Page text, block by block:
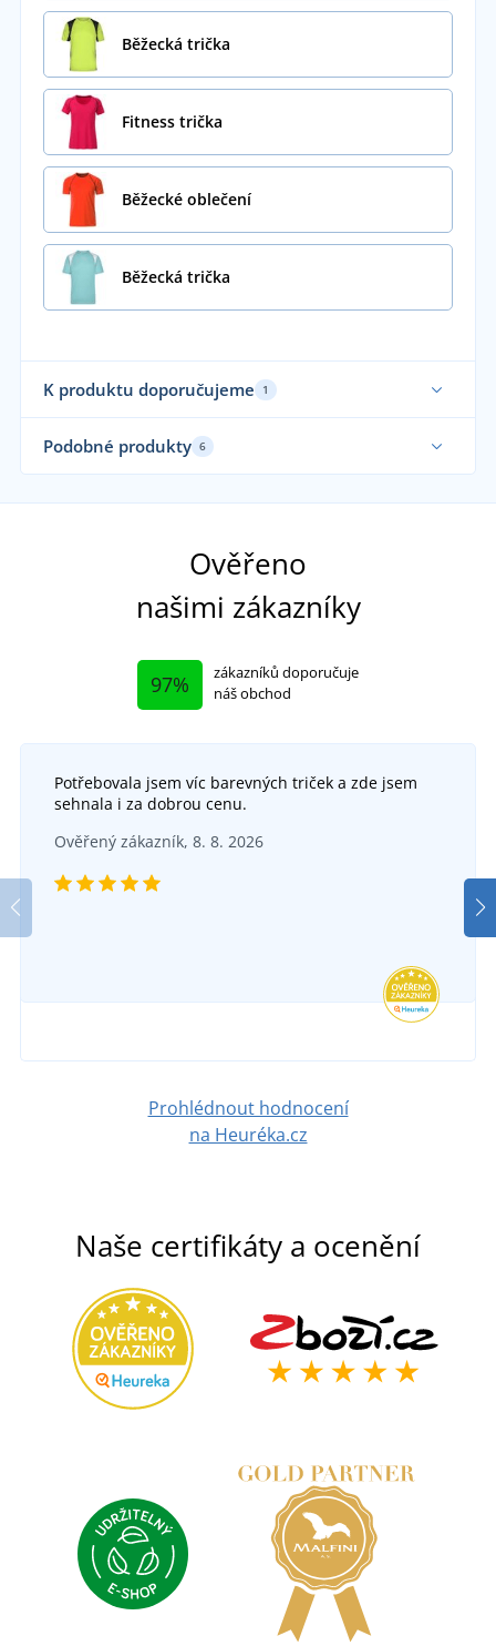
Běžecká trička
Fitness trička
Běžecké oblečení
Běžecká trička
K produktu doporučujeme 1
+5
JN316
Podobné produkty 6
Pánské tričko Fantasy
127 Kč
Ověřeno
našimi zákazníky
97%
zákazníků doporučuje
náš obchod
Potřebovala jsem víc barevných triček a zde jsem
sehnala i za dobrou cenu.
Ověřený zákazník, 8. 8. 2026
Prohlédnout hodnocení
na Heuréka.cz
Naše certifikáty a ocenění